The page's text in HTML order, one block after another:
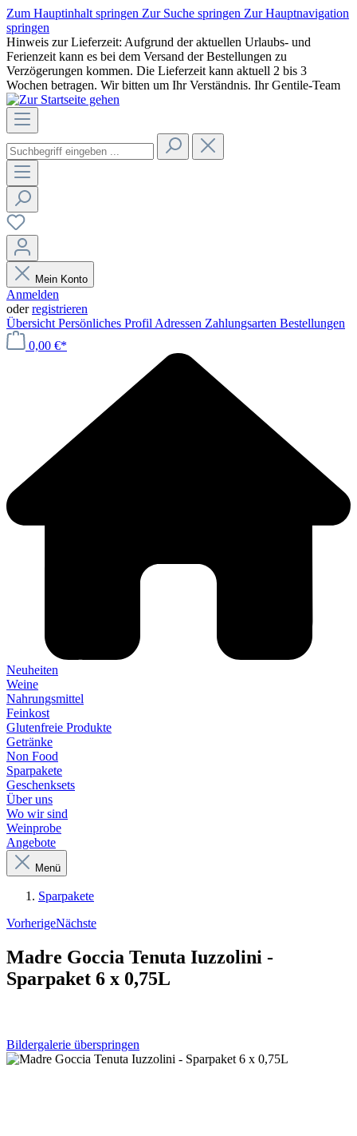
Zum Hauptinhalt springen Zur Suche springen Zur Hauptnavigation
springen
Hinweis zur Lieferzeit: Aufgrund der aktuellen Urlaubs- und
Ferienzeit kann es bei dem Versand der Bestellungen zu
Verzögerungen kommen. Die Lieferzeit kann aktuell 2 bis 3
Wochen betragen. Wir bitten um Ihr Verständnis. Ihr Gentile-Team
Mein Konto
Anmelden
oderregistrieren
Übersicht Persönliches Profil Adressen Zahlungsarten Bestellungen
0,00 €*
Neuheiten
Weine
Nahrungsmittel
Feinkost
Glutenfreie Produkte
Getränke
Non Food
Sparpakete
Geschenksets
Über uns
Wo wir sind
Weinprobe
Angebote
Menü
Sparpakete
VorherigeNächste
Madre Goccia Tenuta Iuzzolini -
Sparpaket 6 x 0,75L
Bildergalerie überspringen